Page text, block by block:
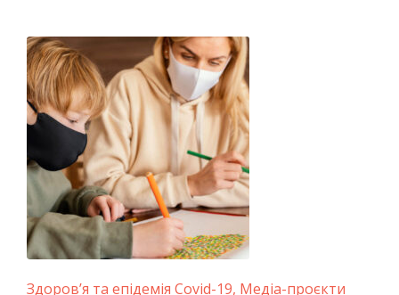
Posted
Здоров’я та епідемія Covid-19 Медіа-проєкти